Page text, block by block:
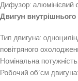
Дифузор: алюмінієвий
Двигун внутрішнього
Тип двигуна:
повітряного
Номінальна
Робочий об’єм